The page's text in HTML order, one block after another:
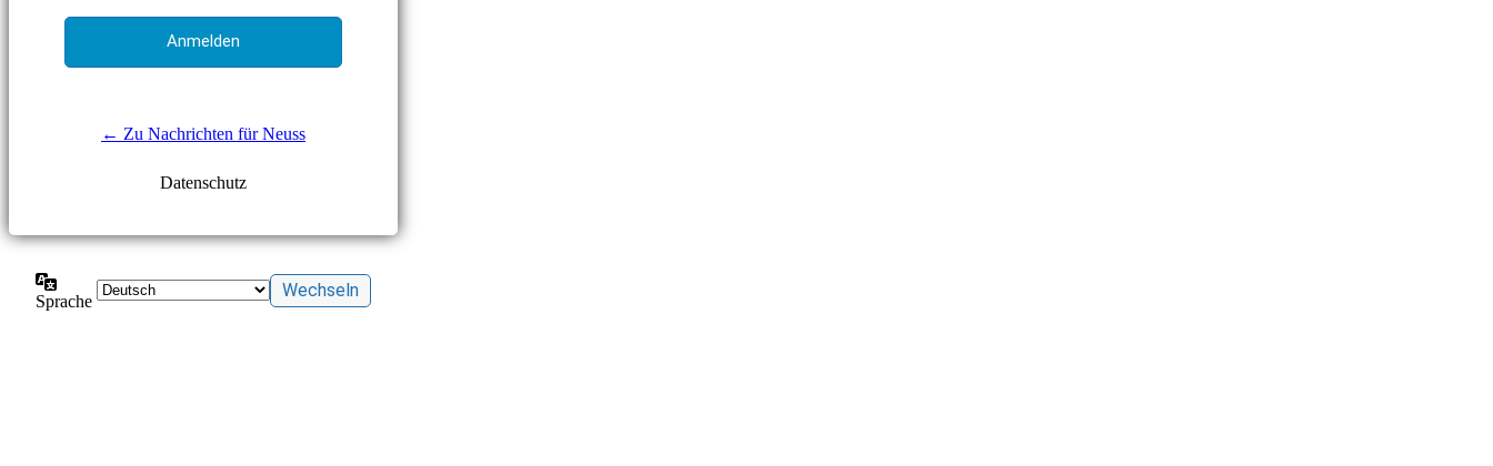
← Zu Nachrichten für Neuss
Datenschutz
Sprache